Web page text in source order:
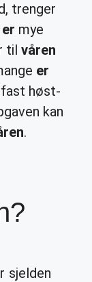
trenger
er mye
til våren
er
fast høst-
kan
.
sjelden